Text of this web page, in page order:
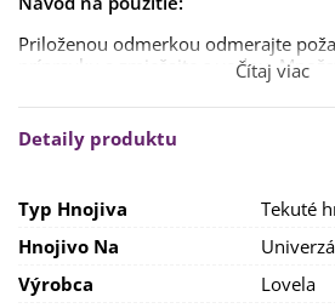
Priloženou odmerkou odmerajte
prípravku a zmiešajte s vodou.
druhu buriny, ktorú chcete odstrániť.
uvedené v príbalovom letáku.
Ostatné informácie a bezpečnostné
Čítaj viac
Detaily produktu
Typ Hnojiva
Tekuté
Hnojivo Na
Výrobca
Lovela